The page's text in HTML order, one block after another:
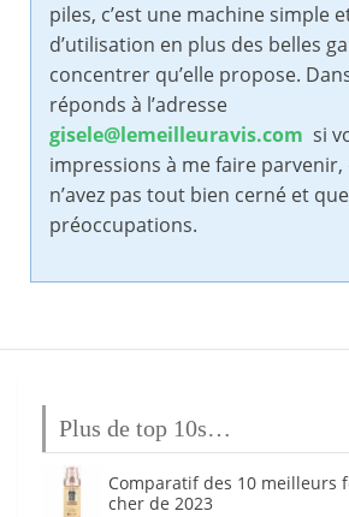
piles, c’est une machine simple
d’utilisation en plus des belles
concentrer qu’elle propose.
réponds à l’adresse
gisele@lemeilleuravis.com si
impressions à me faire parvenir,
n’avez pas tout bien cerné et
préoccupations.
Plus de top 10s…
Comparatif des 10 meilleurs
cher de 2023